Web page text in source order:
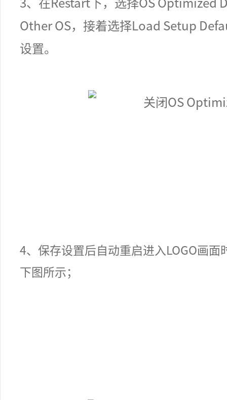
Other OS，接着选择Load Setup
设置。
4、保存设置后自动重启进入LOGO画面
下图所示；